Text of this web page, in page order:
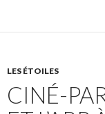
LES ÉTOILES
CINÉ-